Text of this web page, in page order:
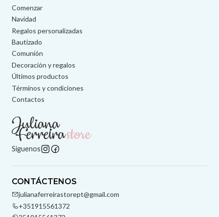
Comenzar
Navidad
Regalos personalizadas
Bautizado
Comunión
Decoración y regalos
Últimos productos
Términos y condiciones
Contactos
Síguenos
CONTÁCTENOS
julianaferreirastorept@gmail.com
+351915561372